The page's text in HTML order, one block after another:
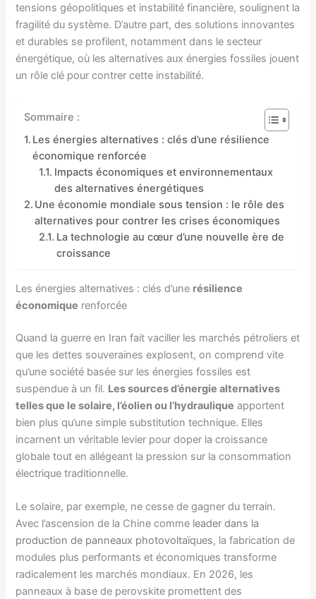
tensions géopolitiques et instabilité financière, soulignent la
fragilité du système. D’autre part, des solutions innovantes
et durables se profilent, notamment dans le secteur
énergétique, où les alternatives aux énergies fossiles jouent
un rôle clé pour contrer cette instabilité.
Sommaire :
Les énergies alternatives : clés d’une résilience
économique renforcée
Impacts économiques et environnementaux
des alternatives énergétiques
Une économie mondiale sous tension : le rôle des
alternatives pour contrer les crises économiques
La technologie au cœur d’une nouvelle ère de
croissance
Les énergies alternatives : clés d’une résilience
économique renforcée
Quand la guerre en Iran fait vaciller les marchés pétroliers et
que les dettes souveraines explosent, on comprend vite
qu’une société basée sur les énergies fossiles est
suspendue à un fil. Les sources d’énergie alternatives
telles que le solaire, l’éolien ou l’hydraulique apportent
bien plus qu’une simple substitution technique. Elles
incarnent un véritable levier pour doper la croissance
globale tout en allégeant la pression sur la consommation
électrique traditionnelle.
Le solaire, par exemple, ne cesse de gagner du terrain.
Avec l’ascension de la Chine comme leader dans la
production de panneaux photovoltaïques, la fabrication de
modules plus performants et économiques transforme
radicalement les marchés mondiaux. En 2026, les
panneaux à base de perovskite promettent des